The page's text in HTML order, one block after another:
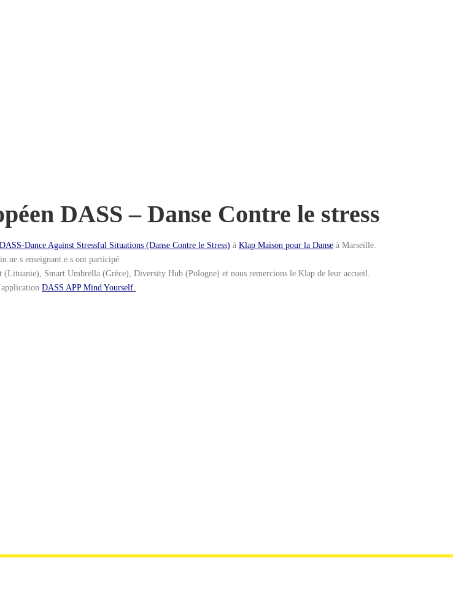
DASS – Danse Contre le stress
DASS-Dance Against Stressful Situations (Danse Contre le Stress) à Klap Maison pour la Danse à Marseille.
enseignant.e.s ont participé.
Smart Umbrella (Grèce), Diversity Hub (Pologne) et nous remercions le Klap de leur accueil.
DASS APP Mind Yourself.